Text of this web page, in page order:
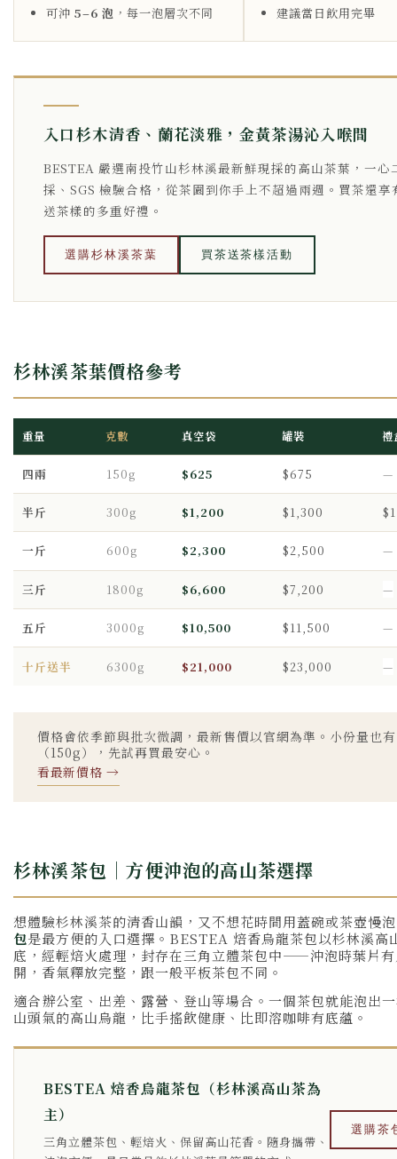
可沖 5–6 泡 ，每一泡層次不同
建議當日飲用完畢
入口杉木清香、蘭花淡雅，金黃茶湯沁入喉間
BESTEA 嚴選南投竹山杉林溪最新鮮現採的高山茶葉，一心
採、SGS 檢驗合格，從茶園到你手上不超過兩週。買茶還享
送茶樣的多重好禮。
選購杉林溪茶葉 買茶送茶樣活動
杉林溪茶葉價格參考
重量 克數 真空袋 罐裝 禮
四兩 150g $625 $675 —
半斤 300g $1,200 $1,300
一斤 600g $2,300 $2,500 —
三斤 1800g $6,600 $7,200 —
五斤 3000g $10,500 $11,500 —
十斤送半 6300g $21,000 $23,000 —
價格會依季節與批次微調，最新售價以官網為準。小份量也
（150g），先試再買最安心。
看最新價格 →
杉林溪茶包｜方便沖泡的高山茶選擇
想體驗杉林溪茶的清香山韻，又不想花時間用蓋碗或茶壺慢
包是最方便的入口選擇。BESTEA 焙香烏龍茶包以杉林溪高
底，經輕焙火處理，封存在三角立體茶包中——沖泡時葉片
開，香氣釋放完整，跟一般平板茶包不同。
適合辦公室、出差、露營、登山等場合。一個茶包就能泡出
山頭氣的高山烏龍，比手搖飲健康、比即溶咖啡有底蘊。
BESTEA 焙香烏龍茶包（杉林溪高山茶為
主）
三角立體茶包、輕焙火、保留高山花香。隨身攜帶、
選購